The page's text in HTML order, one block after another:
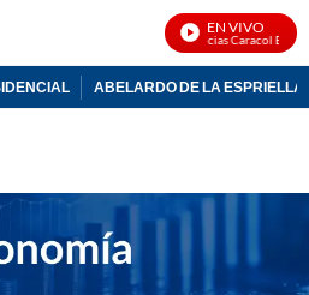
EN VIVO
Noticias Caracol En Vivo
ABELARDO DE LA ESPRIELLA